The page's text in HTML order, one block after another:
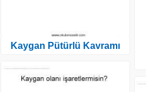
Kaygan Pütürlü Kavramı